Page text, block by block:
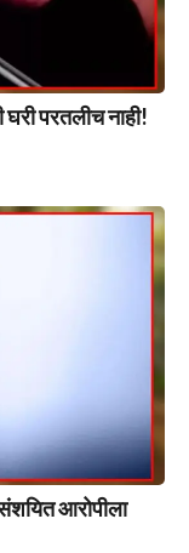
घरी परतलीच नाही!
आरोपीला